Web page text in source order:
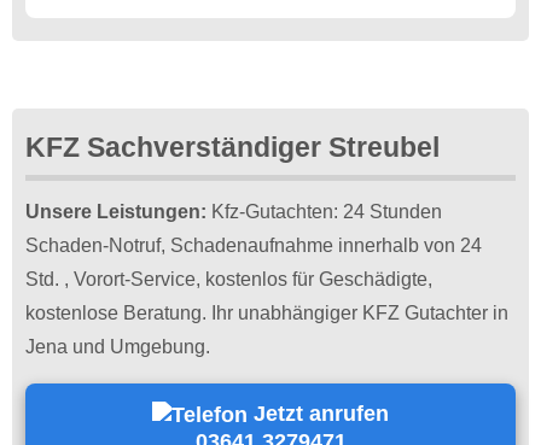
KFZ Sachverständiger Streubel
Unsere Leistungen: Kfz-Gutachten: 24 Stunden
Schaden-Notruf, Schadenaufnahme innerhalb von 24
Std. , Vorort-Service, kostenlos für Geschädigte,
kostenlose Beratung. Ihr unabhängiger KFZ Gutachter in
Jena und Umgebung.
Jetzt anrufen